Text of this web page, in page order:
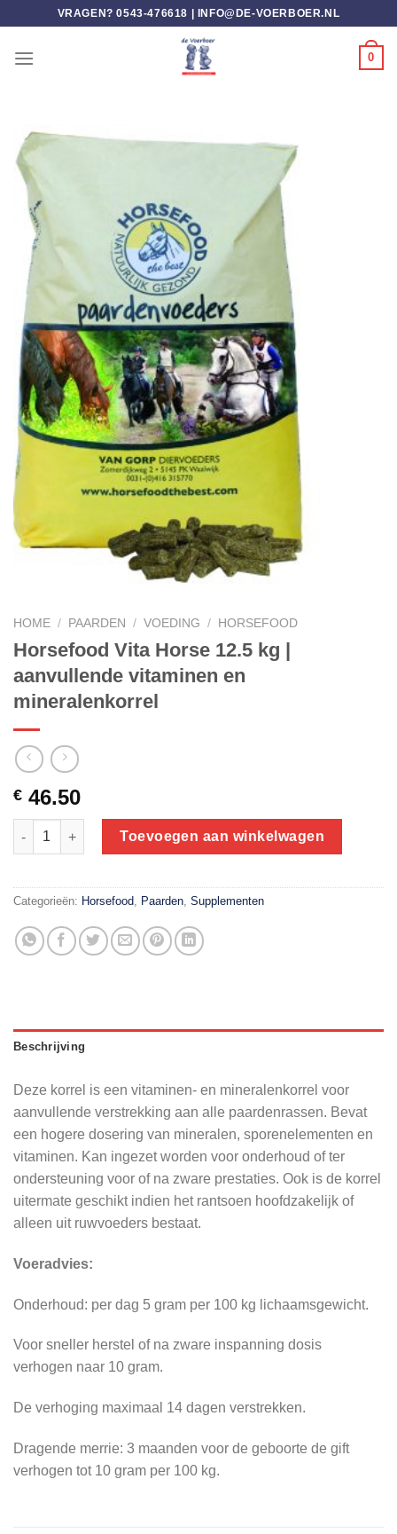
inhoud
VRAGEN? 0543-476618 | INFO@DE-VOERBOER.NL
0
HOME / PAARDEN / VOEDING / HORSEFOOD
Horsefood Vita Horse 12.5 kg |
aanvullende vitaminen en
mineralenkorrel
€ 46.50
Horsefood Vita Horse 12.5 kg | aanvullende vitaminen en
Toevoegen aan winkelwagen
Categorieën: Horsefood, Paarden, Supplementen
Beschrijving
Deze korrel is een vitaminen- en mineralenkorrel voor
aanvullende verstrekking aan alle paardenrassen. Bevat
een hogere dosering van mineralen, sporenelementen en
vitaminen. Kan ingezet worden voor onderhoud of ter
ondersteuning voor of na zware prestaties. Ook is de korrel
uitermate geschikt indien het rantsoen hoofdzakelijk of
alleen uit ruwvoeders bestaat.
Voeradvies:
Onderhoud: per dag 5 gram per 100 kg lichaamsgewicht.
Voor sneller herstel of na zware inspanning dosis
verhogen naar 10 gram.
De verhoging maximaal 14 dagen verstrekken.
Dragende merrie: 3 maanden voor de geboorte de gift
verhogen tot 10 gram per 100 kg.